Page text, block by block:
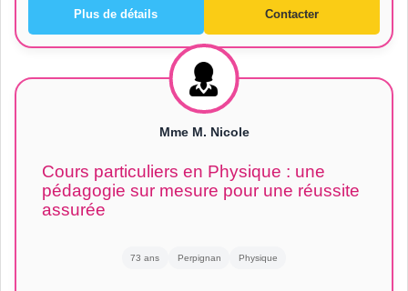
Plus de détails Contacter
Mme M. Nicole
Cours particuliers en Physique : une
pédagogie sur mesure pour une réussite
assurée
73 ans Perpignan Physique